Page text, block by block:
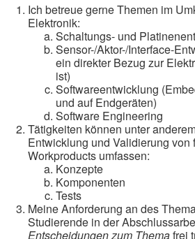
Ich betreue gerne Themen im
Elektronik:
Schaltungs- und
Sensor-/Aktor-/Interface-
ein direkter Bezug zur
ist)
Softwareentwicklung
und auf Endgeräten)
Software Engineering
Tätigkeiten können unter
Entwicklung und Validierung von
Workproducts umfassen:
Konzepte
Komponenten
Tests
Meine Anforderung an des
Studierende in der
Entscheidungen zum Themafrei